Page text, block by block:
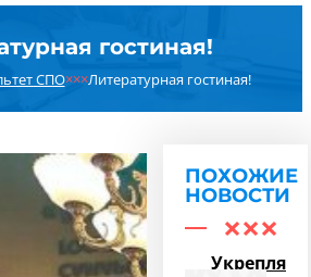
гостиная!
СПО×××Литературная гостиная!
ПОХОЖИЕ
НОВОСТИ
Укрепляем